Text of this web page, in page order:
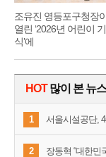
조유진 영등포구청장
열린 ‘2026년 어린이
식’에
HOT많이 본 뉴스
1 서울시설공단,
2 장동혁 “대한민